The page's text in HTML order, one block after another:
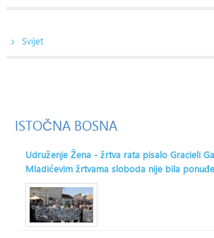
Svijet
ISTOČNA BOSNA
Udruženje Žena - žrtva rata pisalo Gracieli
Mladićevim žrtvama sloboda nije bila